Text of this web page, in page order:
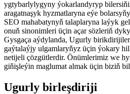
ygtybarlylygyny ýokarlandyryp
aragatnaşyk hyzmatlaryna eýe
SEO mahabatynyň talaplaryna laýyk
onuň sinonimleri üçin açar sözleriň
Gysgaça aýdylanda, Ugurly
gaýtalaýjy ulgamlaryňyz üçin ýokary
netijeli çözgütlerdir. Önümlerimiz we
giňişleýin maglumat almak üçin biziň
Ugurly birleşdiriji